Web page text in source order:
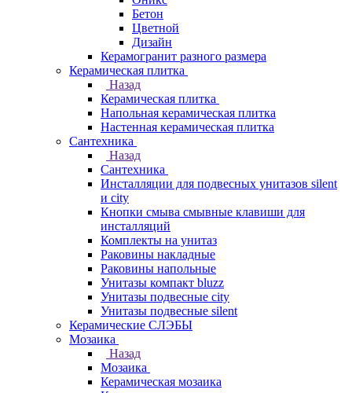
Бетон
Цветной
Дизайн
Керамогранит разного размера
Керамическая плитка
Назад
Керамическая плитка
Напольная керамическая плитка
Настенная керамическая плитка
Сантехника
Назад
Сантехника
Инсталляции для подвесных унитазов silent
и city
Кнопки смыва смывные клавиши для
инсталляций
Комплекты на унитаз
Раковины накладные
Раковины напольные
Унитазы компакт bluzz
Унитазы подвесные city
Унитазы подвесные silent
Керамические СЛЭБЫ
Мозаика
Назад
Мозаика
Керамическая мозаика